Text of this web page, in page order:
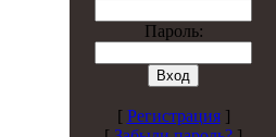
Пароль:
[ Регистрация]